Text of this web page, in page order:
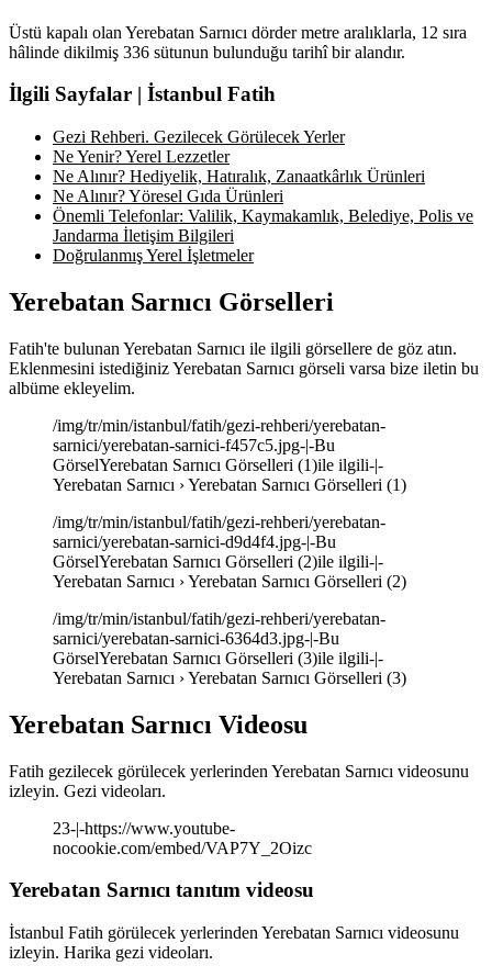
Üstü kapalı olan Yerebatan Sarnıcı dörder metre aralıklarla, 12 sıra
hâlinde dikilmiş 336 sütunun bulunduğu tarihî bir alandır.
İlgili Sayfalar | İstanbul Fatih
Gezi Rehberi. Gezilecek Görülecek Yerler
Ne Yenir? Yerel Lezzetler
Ne Alınır? Hediyelik, Hatıralık, Zanaatkârlık Ürünleri
Ne Alınır? Yöresel Gıda Ürünleri
Önemli Telefonlar: Valilik, Kaymakamlık, Belediye, Polis ve
Jandarma İletişim Bilgileri
Doğrulanmış Yerel İşletmeler
Yerebatan Sarnıcı Görselleri
Fatih'te bulunan Yerebatan Sarnıcı ile ilgili görsellere de göz atın.
Eklenmesini istediğiniz Yerebatan Sarnıcı görseli varsa bize iletin bu
albüme ekleyelim.
/img/tr/min/istanbul/fatih/gezi-rehberi/yerebatan-
sarnici/yerebatan-sarnici-f457c5.jpg-|-Bu
GörselYerebatan Sarnıcı Görselleri (1)ile ilgili-|-
Yerebatan Sarnıcı › Yerebatan Sarnıcı Görselleri (1)
/img/tr/min/istanbul/fatih/gezi-rehberi/yerebatan-
sarnici/yerebatan-sarnici-d9d4f4.jpg-|-Bu
GörselYerebatan Sarnıcı Görselleri (2)ile ilgili-|-
Yerebatan Sarnıcı › Yerebatan Sarnıcı Görselleri (2)
/img/tr/min/istanbul/fatih/gezi-rehberi/yerebatan-
sarnici/yerebatan-sarnici-6364d3.jpg-|-Bu
GörselYerebatan Sarnıcı Görselleri (3)ile ilgili-|-
Yerebatan Sarnıcı › Yerebatan Sarnıcı Görselleri (3)
Yerebatan Sarnıcı Videosu
Fatih gezilecek görülecek yerlerinden Yerebatan Sarnıcı videosunu
izleyin. Gezi videoları.
23-|-https://www.youtube-
nocookie.com/embed/VAP7Y_2Oizc
Yerebatan Sarnıcı tanıtım videosu
İstanbul Fatih görülecek yerlerinden Yerebatan Sarnıcı videosunu
izleyin. Harika gezi videoları.